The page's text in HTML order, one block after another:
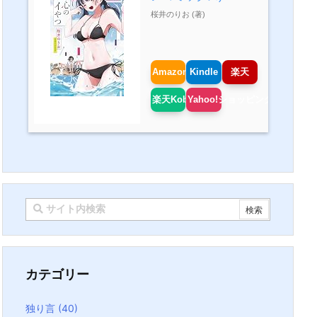
桜井のりお (著)
Amazon Kindle 楽天
楽天KoboYahoo!ショッピング
カテゴリー
独り言 (40)